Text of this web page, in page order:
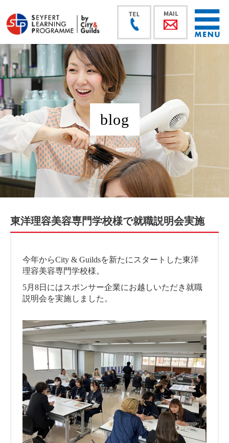
blog
東洋理容美容専門学校様で就職説明会実施
今年からCity & Guildsを新たにスタートした東洋
理容美容専門学校様。
5月8日にはスポンサー企業にお越しいただき就職
説明会を実施しました。